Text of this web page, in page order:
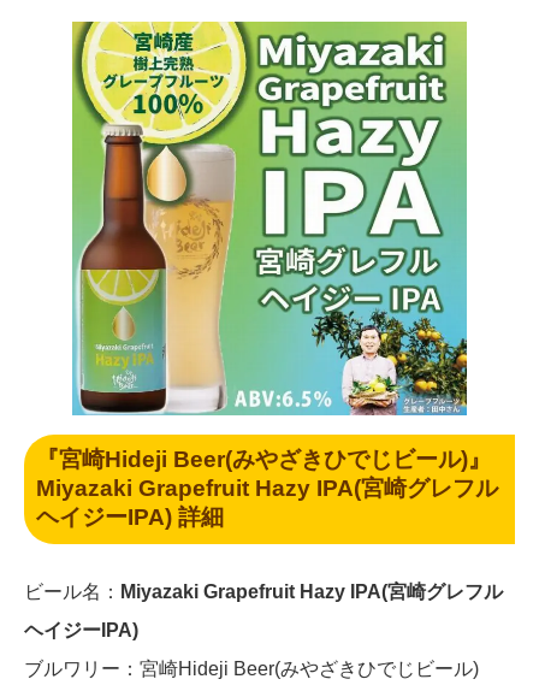
『宮崎Hideji Beer(みやざきひでじビール)』
Miyazaki Grapefruit Hazy IPA(宮崎グレフル
ヘイジーIPA) 詳細
ビール名： Miyazaki Grapefruit Hazy IPA(宮崎グレフル
ヘイジーIPA)
ブルワリー：宮崎Hideji Beer(みやざきひでじビール)